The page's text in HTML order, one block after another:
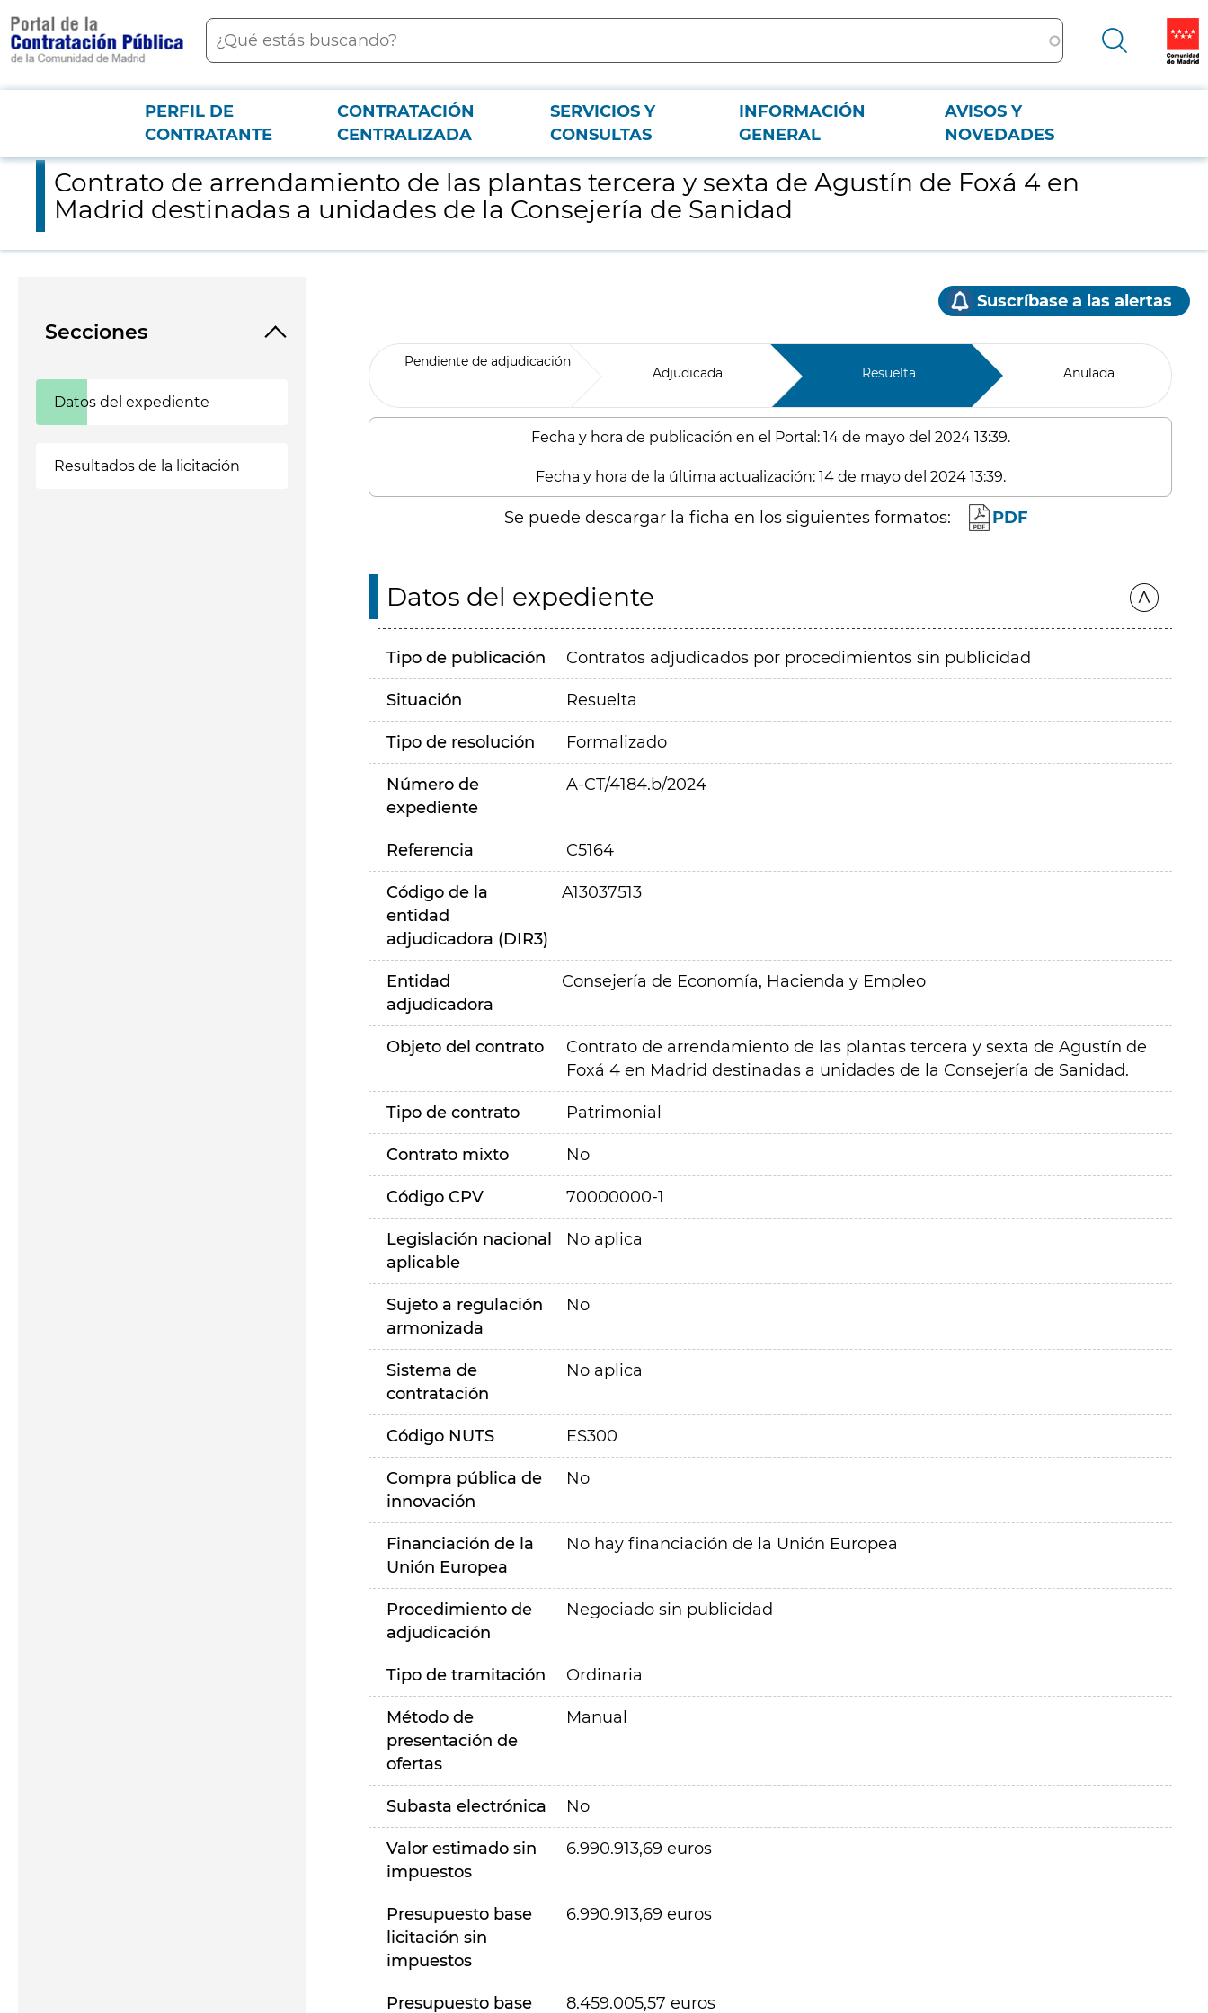
contenido
principal
Buscar
Menú PCON
PERFIL DE
CONTRATANTE
CONTRATACIÓN
CENTRALIZADA
SERVICIOS Y
CONSULTAS
INFORMACIÓN
GENERAL
AVISOS Y
NOVEDADES
Contrato de arrendamiento de las plantas tercera y sexta de Agustín de Foxá 4 en Madrid destinadas a unidades de la Consejería de Sanidad
Contrato de arrendamiento de las plantas tercera y sexta de Agustín de Foxá 4 en
Madrid destinadas a unidades de la Consejería de Sanidad
Secciones
Datos del expediente
Resultados de la licitación
Suscríbase a las alertas
Pendiente de adjudicación
Adjudicada Resuelta Anulada
Fecha y hora de publicación en el Portal: 14 de mayo del 2024 13:39.
Fecha y hora de la última actualización: 14 de mayo del 2024 13:39.
Se puede descargar la ficha en los siguientes formatos: PDF
Datos del expediente
Tipo de publicación Contratos adjudicados por procedimientos sin publicidad
Situación Resuelta
Tipo de resolución Formalizado
Número de
expediente
A-CT/4184.b/2024
Referencia C5164
Código de la
entidad
adjudicadora (DIR3)
A13037513
Entidad
adjudicadora
Consejería de Economía, Hacienda y Empleo
Objeto del contrato
Contrato de arrendamiento de las plantas tercera y sexta de Agustín de
Foxá 4 en Madrid destinadas a unidades de la Consejería de Sanidad.
Tipo de contrato Patrimonial
Contrato mixto No
Código CPV 70000000-1
Legislación nacional
aplicable
No aplica
Sujeto a regulación
armonizada
No
Sistema de
contratación
No aplica
Código NUTS ES300
Compra pública de
innovación
No
Financiación de la
Unión Europea
No hay financiación de la Unión Europea
Procedimiento de
adjudicación
Negociado sin publicidad
Tipo de tramitación Ordinaria
Método de
presentación de
ofertas
Manual
Subasta electrónica No
Valor estimado sin
impuestos
6.990.913,69 euros
Presupuesto base
licitación sin
impuestos
6.990.913,69 euros
Presupuesto base
8.459.005,57 euros